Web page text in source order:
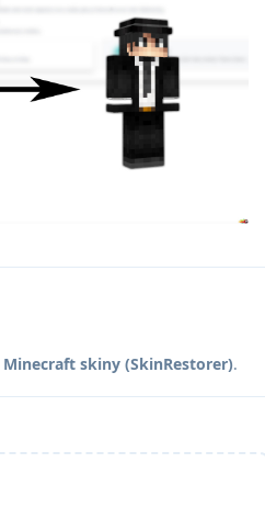
Minecraft skiny (SkinRestorer).